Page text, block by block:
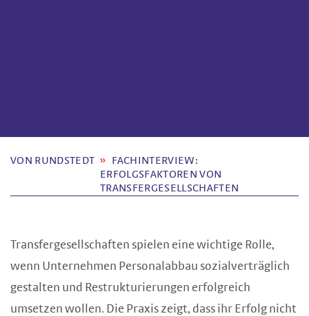
VON RUNDSTEDT
FACHINTERVIEW:
ERFOLGSFAKTOREN VON
TRANSFERGESELLSCHAFTEN
Transfergesellschaften spielen eine wichtige Rolle,
wenn Unternehmen Personalabbau sozialverträglich
gestalten und Restrukturierungen erfolgreich
umsetzen wollen. Die Praxis zeigt, dass ihr Erfolg nicht